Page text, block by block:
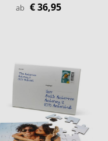
ab € 36,95